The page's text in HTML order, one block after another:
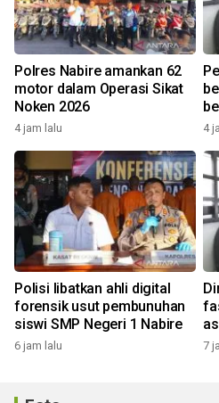
Polres Nabire amankan 62
motor dalam Operasi Sikat
Noken 2026
4 jam lalu 4
Polisi libatkan ahli digital
forensik usut pembunuhan
siswi SMP Negeri 1 Nabire
6 jam lalu 7